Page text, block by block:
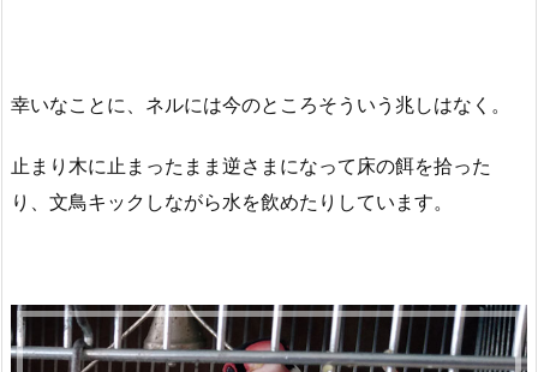
幸いなことに、ネルには今のところそういう兆しはなく。
止まり木に止まったまま逆さまになって床の餌を拾った
り、文鳥キックしながら水を飲めたりしています。